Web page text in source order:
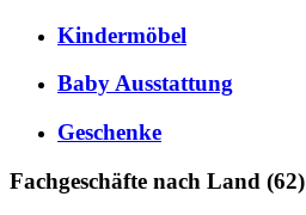
Kindermöbel
Baby Ausstattung
Geschenke
Fachgeschäfte nach Land (62)